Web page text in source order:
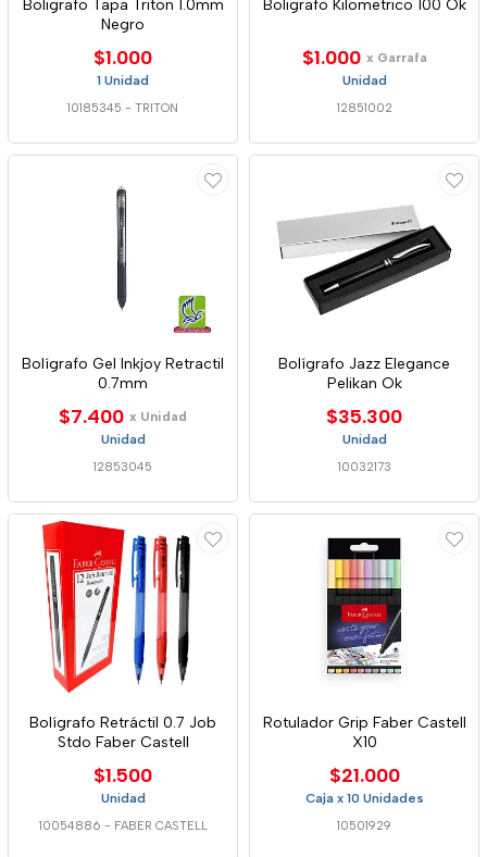
Boligrafo Tapa Triton 1.0mm
Negro
$1.000
1 Unidad
10185345 - TRITON
Boligrafo Kilometrico 100 Ok
$1.000 x Garrafa
Unidad
12851002
Bolígrafo Gel Inkjoy Retractil
0.7mm
$7.400 x Unidad
Unidad
12853045
Bolígrafo Jazz Elegance
Pelikan Ok
$35.300
Unidad
10032173
Bolígrafo Retráctil 0.7 Job
Stdo Faber Castell
$1.500
Unidad
10054886 - FABER CASTELL
Rotulador Grip Faber Castell
X10
$21.000
Caja x 10 Unidades
10501929